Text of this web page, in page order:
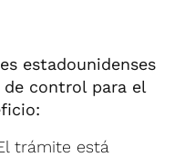
estadounidenses
control para el
trámite está